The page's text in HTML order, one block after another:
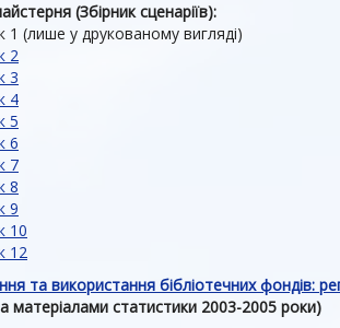
(Збірник сценаріїв):
1 (лише у друкованому вигляді)
2
3
4
5
6
7
8
9
10
12
та використання бібліотечних фондів:
матеріалами статистики 2003-2005 роки)